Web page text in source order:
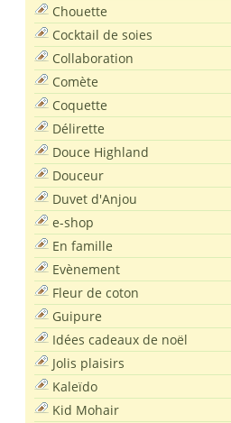
Chouette
Cocktail de soies
Collaboration
Comète
Coquette
Délirette
Douce Highland
Douceur
Duvet d'Anjou
e-shop
En famille
Evènement
Fleur de coton
Guipure
Idées cadeaux de noël
Jolis plaisirs
Kaleïdo
Kid Mohair